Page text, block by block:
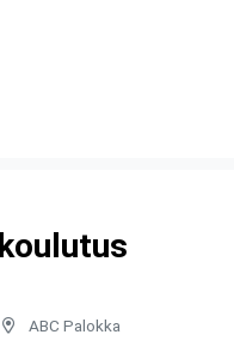
ABC Palokka